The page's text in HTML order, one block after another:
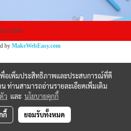
by MakeWebEasy.com
พื่อเพิ่มประสิทธิภาพและประสบการณ์ที่ดี
น ท่านสามารถอ่านรายละเอียดเพิ่มเติม
ว และ นโยบายคุกกี้
กี้ ยอมรับทั้งหมด